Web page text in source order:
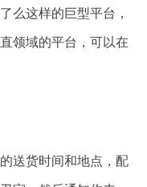
么这样的巨型平台，
领域的平台，可以在
送货时间和地点，配